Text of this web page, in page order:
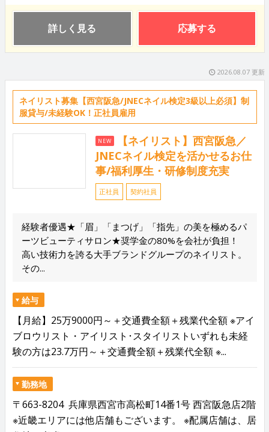
詳しく見る 応募する
2026.08.07 更新
ネイリスト募集【西宮阪急/JNECネイル検定3級以上必須】制
服貸与/未経験OK！正社員雇用
NEW
【ネイリスト】西宮阪急／
JNECネイル検定を活かせるお仕
事/福利厚生・研修制度充実
正社員 契約社員
経験者優遇★「眉」「まつげ」「指先」の美を極めるパ
ーツビューティサロン★奨学金の80%を会社が負担！
高い技術力を誇る大手ブランドグループのネイリスト。
その...
給与
【月給】25万9000円～＋交通費全額＋残業代全額 ※アイ
ブロウリスト・アイリスト･スタイリストいずれも未経
験の方は23.7万円～＋交通費全額＋残業代全額 ※...
勤務地
〒663-8204 兵庫県西宮市高松町14番1号 西宮阪急店2階
※近畿エリアには他店舗もございます。 ※配属店舗は、居